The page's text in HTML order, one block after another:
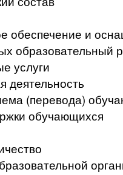
обеспечение и
образовательный
услуги
деятельность
(перевода)
обучающихся